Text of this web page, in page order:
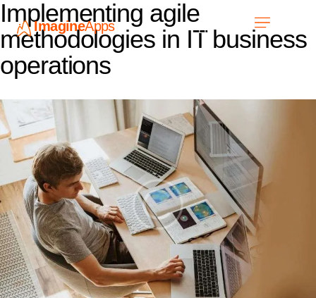
ImagineApps EN
Implementing agile
methodologies in IT business
operations